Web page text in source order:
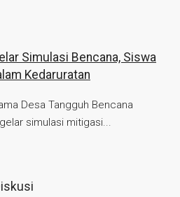
Simulasi Bencana, Siswa
Kedaruratan
Desa Tangguh Bencana
simulasi mitigasi...